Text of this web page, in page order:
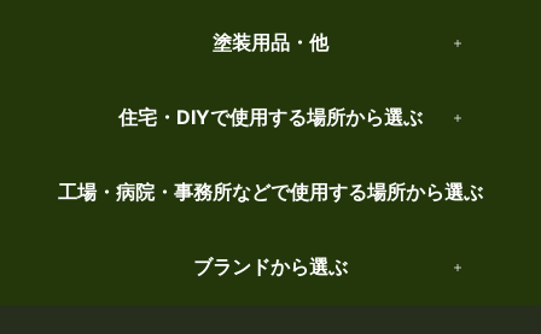
塗装用品・他
住宅・DIYで使用する場所から選ぶ
工場・病院・事務所などで使用する場所から選ぶ
ブランドから選ぶ